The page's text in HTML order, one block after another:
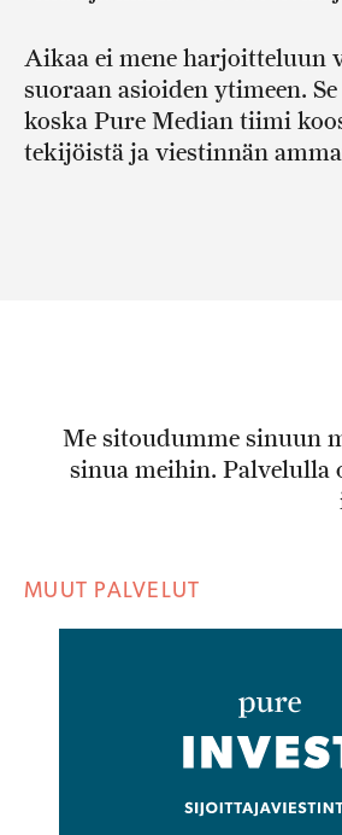
Aikaa ei mene harjoitteluun
suoraan asioiden ytimeen.
koska Pure Median tiimi
tekijöistä ja viestinnän
Me sitoudumme sinuun
sinua meihin. Palvelulla
MUUT PALVELUT